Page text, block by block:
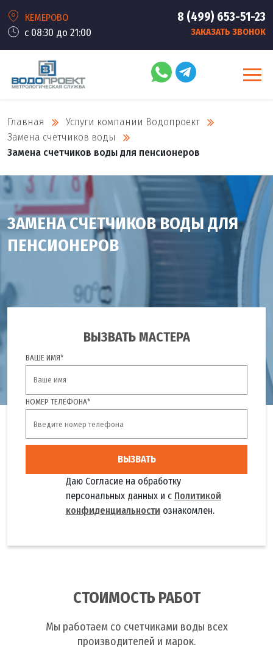
КЕМЕРОВО
с 08:30 до 21:00
8 (499) 653-51-23
ЗАКАЗАТЬ ЗВОНОК
Главная
Услуги компании Водопроект
Замена счетчиков воды
Замена счетчиков воды для пенсионеров
ЗАМЕНА СЧЕТЧИКОВ ВОДЫ ДЛЯ
ПЕНСИОНЕРОВ
ВЫЗВАТЬ МАСТЕРА
ВАШЕ ИМЯ*
НОМЕР ТЕЛЕФОНА*
ВЫЗВАТЬ
Даю Согласие на обработку
персональных данных и с Политикой
конфиденциальности ознакомлен.
СТОИМОСТЬ РАБОТ
Мы работаем со счетчиками воды всех
производителей и марок.